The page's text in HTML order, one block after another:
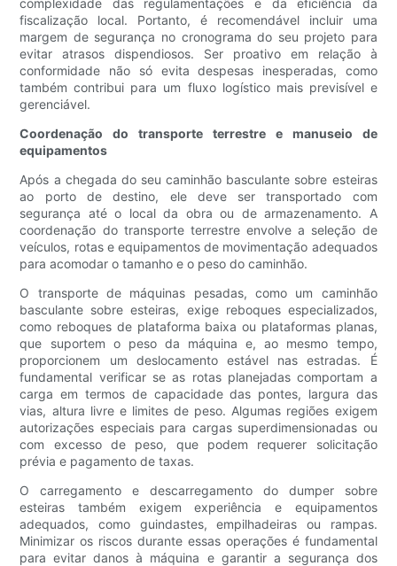
complexidade das regulamentações e da eficiência da
fiscalização local. Portanto, é recomendável incluir uma
margem de segurança no cronograma do seu projeto para
evitar atrasos dispendiosos. Ser proativo em relação à
conformidade não só evita despesas inesperadas, como
também contribui para um fluxo logístico mais previsível e
gerenciável.
Coordenação do transporte terrestre e manuseio de
equipamentos
Após a chegada do seu caminhão basculante sobre esteiras
ao porto de destino, ele deve ser transportado com
segurança até o local da obra ou de armazenamento. A
coordenação do transporte terrestre envolve a seleção de
veículos, rotas e equipamentos de movimentação adequados
para acomodar o tamanho e o peso do caminhão.
O transporte de máquinas pesadas, como um caminhão
basculante sobre esteiras, exige reboques especializados,
como reboques de plataforma baixa ou plataformas planas,
que suportem o peso da máquina e, ao mesmo tempo,
proporcionem um deslocamento estável nas estradas. É
fundamental verificar se as rotas planejadas comportam a
carga em termos de capacidade das pontes, largura das
vias, altura livre e limites de peso. Algumas regiões exigem
autorizações especiais para cargas superdimensionadas ou
com excesso de peso, que podem requerer solicitação
prévia e pagamento de taxas.
O carregamento e descarregamento do dumper sobre
esteiras também exigem experiência e equipamentos
adequados, como guindastes, empilhadeiras ou rampas.
Minimizar os riscos durante essas operações é fundamental
para evitar danos à máquina e garantir a segurança dos